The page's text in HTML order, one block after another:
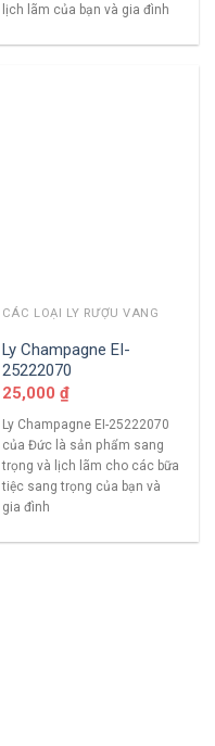
lịch lãm của bạn và gia đình
CÁC LOẠI LY RƯỢU VANG
Ly Champagne EI-
25222070
25,000 ₫
Ly Champagne EI-25222070
của Đức là sản phẩm sang
trọng và lịch lãm cho các bữa
tiệc sang trọng của bạn và
gia đình